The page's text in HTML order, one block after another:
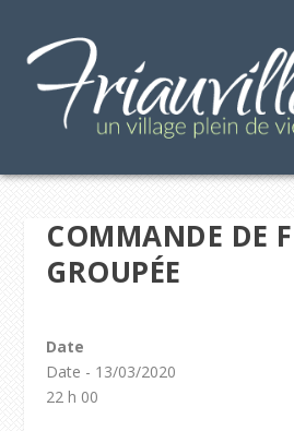
COMMANDE DE
GROUPÉE
Date
Date - 13/03/2020
22 h 00